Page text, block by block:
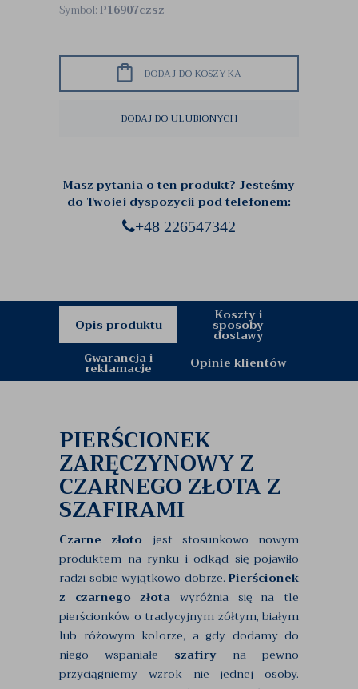
Symbol:P16907czsz
DODAJ DO KOSZYKA
DODAJ DO ULUBIONYCH
Masz pytania o ten produkt? Jesteśmy
do Twojej dyspozycji pod telefonem:
+48 226547342
Opis produktu
Koszty i
sposoby
dostawy
Gwarancja i
reklamacje Opinie klientów
PIERŚCIONEK
ZARĘCZYNOWY Z
CZARNEGO ZŁOTA Z
SZAFIRAMI
Czarne złoto jest stosunkowo nowym
produktem na rynku i odkąd się pojawiło
radzi sobie wyjątkowo dobrze. Pierścionek
z czarnego złota wyróżnia się na tle
pierścionków o tradycyjnym żółtym, białym
lub różowym kolorze, a gdy dodamy do
niego wspaniałe szafiry na pewno
przyciągniemy wzrok nie jednej osoby.